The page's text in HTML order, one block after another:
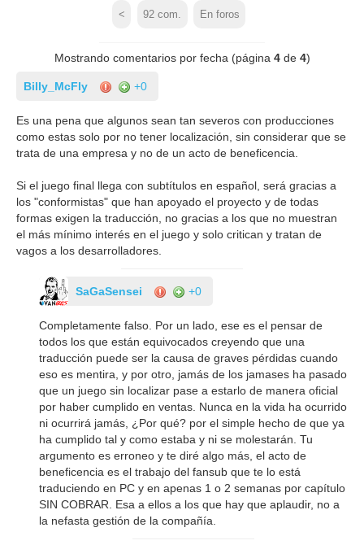
< 92 com. En foros
Mostrando comentarios por fecha (página 4de 4)
Billy_McFly +0
Es una pena que algunos sean tan severos con producciones
como estas solo por no tener localización, sin considerar que se
trata de una empresa y no de un acto de beneficencia.
Si el juego final llega con subtítulos en español, será gracias a
los "conformistas" que han apoyado el proyecto y de todas
formas exigen la traducción, no gracias a los que no muestran
el más mínimo interés en el juego y solo critican y tratan de
vagos a los desarrolladores.
SaGaSensei +0
Completamente falso. Por un lado, ese es el pensar de
todos los que están equivocados creyendo que una
traducción puede ser la causa de graves pérdidas cuando
eso es mentira, y por otro, jamás de los jamases ha pasado
que un juego sin localizar pase a estarlo de manera oficial
por haber cumplido en ventas. Nunca en la vida ha ocurrido
ni ocurrirá jamás, ¿Por qué? por el simple hecho de que ya
ha cumplido tal y como estaba y ni se molestarán. Tu
argumento es erroneo y te diré algo más, el acto de
beneficencia es el trabajo del fansub que te lo está
traduciendo en PC y en apenas 1 o 2 semanas por capítulo
SIN COBRAR. Esa a ellos a los que hay que aplaudir, no a
la nefasta gestión de la compañía.